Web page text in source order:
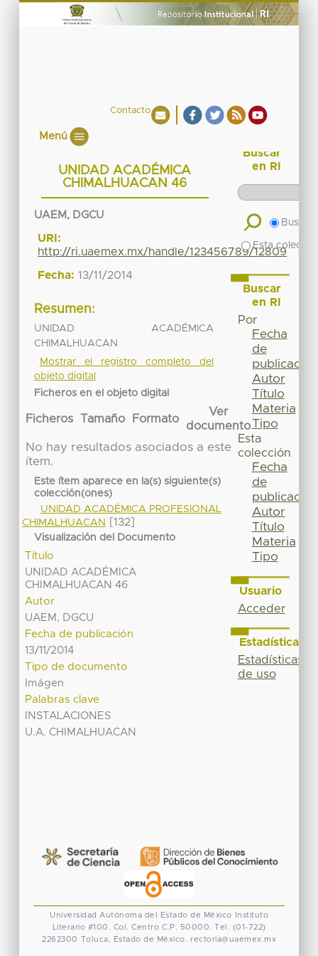
Contacto
Menú
UNIDAD ACADÉMICA
CHIMALHUACAN 46
UAEM, DGCU
URI:
http://ri.uaemex.mx/handle/123456789/12809
Fecha: 13/11/2014
Resumen:
UNIDAD ACADÉMICA
CHIMALHUACAN
Mostrar el registro completo del
objeto digital
Ficheros en el objeto digital
Ficheros Tamaño Formato
Ver
documento
No hay resultados asociados a este
ítem.
Este ítem aparece en la(s) siguiente(s)
colección(ones)
UNIDAD ACADÉMICA PROFESIONAL
CHIMALHUACAN
[132]
Visualización del Documento
Título
UNIDAD ACADÉMICA
CHIMALHUACAN 46
Autor
UAEM, DGCU
Fecha de publicación
13/11/2014
Tipo de documento
Imágen
Palabras clave
INSTALACIONES
U.A. CHIMALHUACAN
Buscar
en RI
Buscar
Esta
Buscar
en RI
Por
Fecha
de
publicación
Autor
Título
Materia
Tipo
Esta
colección
Fecha
de
publicación
Autor
Título
Materia
Tipo
Usuario
Acceder
Estadísticas
Estadísticas
de uso
Universidad Autónoma del Estado de México
Instituto
Literario #100. Col. Centro C.P. 50000. Tel. (01-722)
2262300 Toluca, Estado de México. rectoria@uaemex.mx